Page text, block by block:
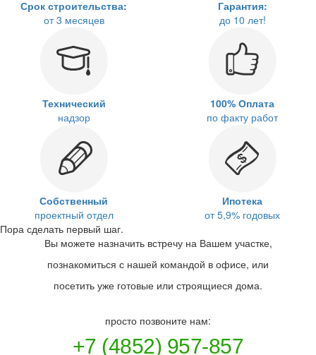
Срок строительства:
от 3 месяцев
Гарантия:
до 10 лет!
Технический
надзор
100% Оплата
по факту работ
Собственный
проектный отдел
Ипотека
от 5,9% годовых
Пора сделать первый шаг.
Вы можете назначить встречу на Вашем участке,
познакомиться с нашей командой в офисе, или
посетить уже готовые или строящиеся дома.
просто позвоните нам:
+7 (4852) 957-857